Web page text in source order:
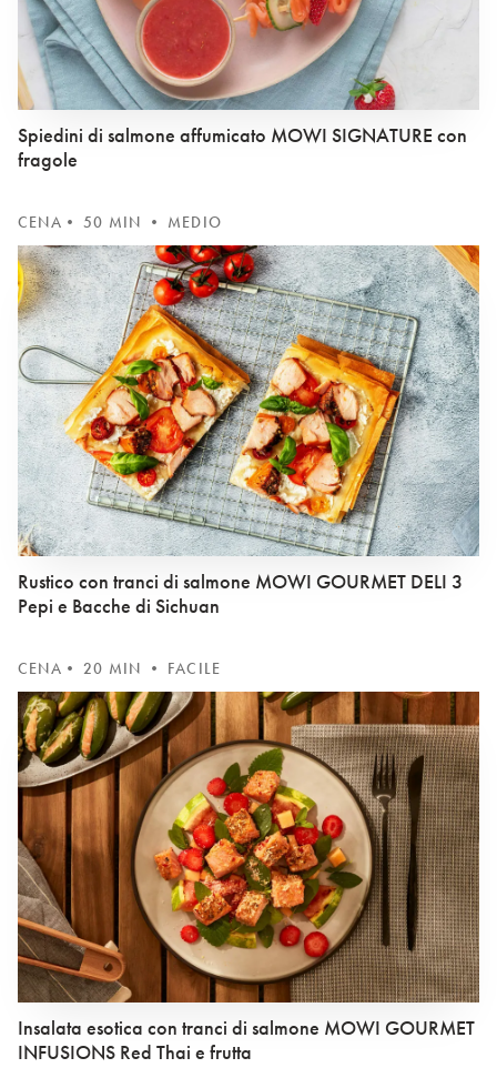
Spiedini di salmone affumicato MOWI SIGNATURE con
fragole
CENA • 50 MIN • MEDIO
Rustico con tranci di salmone MOWI GOURMET DELI 3
Pepi e Bacche di Sichuan
CENA • 20 MIN • FACILE
Insalata esotica con tranci di salmone MOWI GOURMET
INFUSIONS Red Thai e frutta